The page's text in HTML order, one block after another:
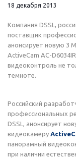
18 декабря 2013
Компания DSSL,
поставщик
анонсирует новую 3
ActiveCam AC-
видеоконтроль не
темноте.
Российский
профессиональных
DSSL, анонсирует
видеокамеру
панорамный
при наличии